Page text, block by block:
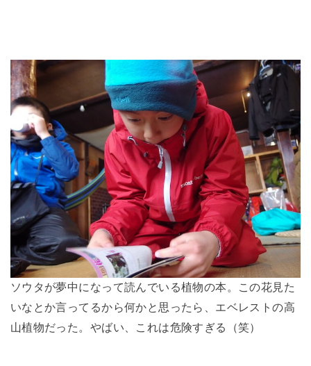
ソウタが夢中になって読んでいる植物の本。この花見た
いなとか言ってるから何かと思ったら、エベレストの高
山植物だった。やばい、これは危険すぎる（笑）